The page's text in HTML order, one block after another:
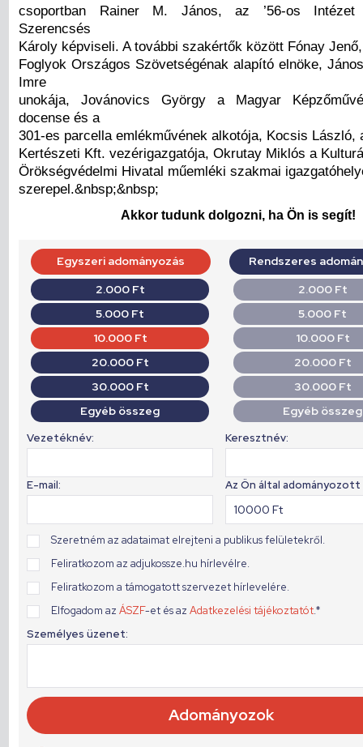
csoportban Rainer M. János, az ’56-os Intézet
Szerencsés
Károly képviseli. A további szakértők között Fónay
Foglyok Országos Szövetségénak alapító elnöke,
Imre
unokája, Jovánovics György a Magyar
docense és a
301-es parcella emlékművének alkotója, Kocsis László,
Kertészeti Kft. vezérigazgatója, Okrutay Miklós a
Örökségvédelmi Hivatal műemléki szakmai
szerepel.&nbsp;&nbsp;
Akkor tudunk dolgozni, ha Ön is segít!